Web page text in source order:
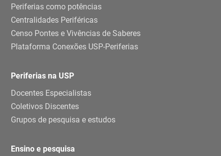
Periferias como potências
Centralidades Periféricas
Censo Pontes e Vivências de Saberes
Plataforma Conexões USP-Periferias
Periferias na USP
Docentes Especialistas
Coletivos Discentes
Grupos de pesquisa e estudos
Ensino e pesquisa